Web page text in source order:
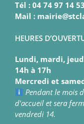
Tél : 04 74 97 14 53
Mail :
HEURES
Lundi, mardi,
14h à 17h
Mercredi et
Pendant le mois
d’accueil et sera
vendredi 14.